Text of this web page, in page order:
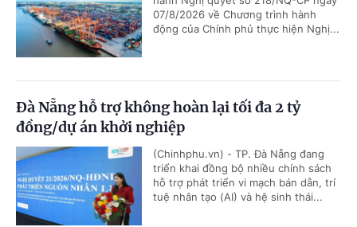
07/8/2026 về Chương trình hành
động của Chính phủ thực hiện Nghị...
Đà Nẵng hỗ trợ không hoàn lại tối đa 2 tỷ
đồng/dự án khởi nghiệp
(Chinhphu.vn) - TP. Đà Nẵng đang
triển khai đồng bộ nhiều chính sách
hỗ trợ phát triển vi mạch bán dẫn, trí
tuệ nhân tạo (AI) và hệ sinh thái...